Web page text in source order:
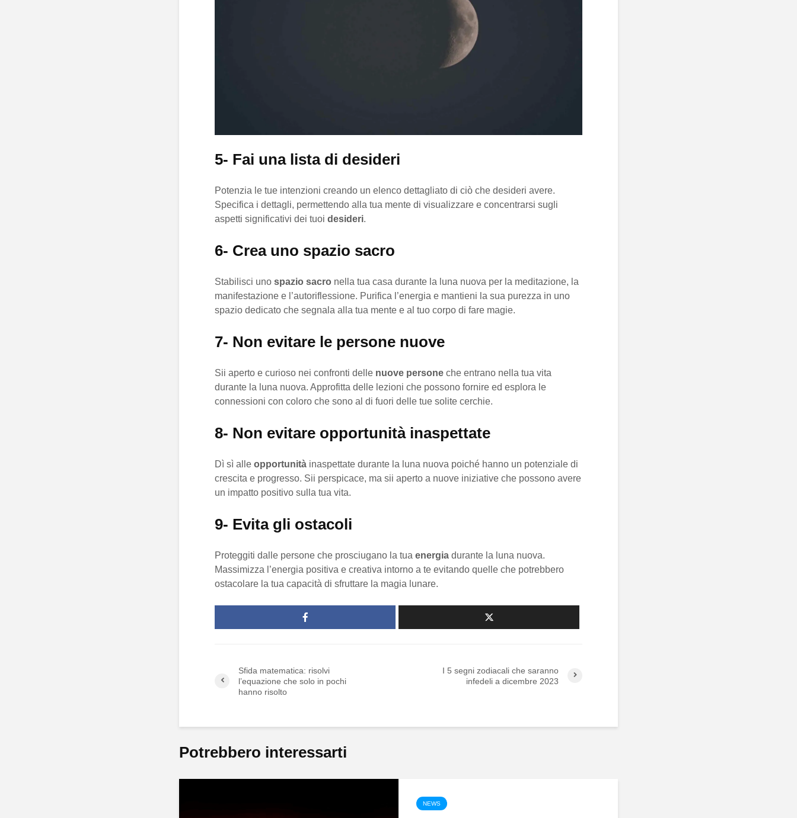
5- Fai una lista di desideri
Potenzia le tue intenzioni creando un elenco dettagliato di ciò che desideri avere.
Specifica i dettagli, permettendo alla tua mente di visualizzare e concentrarsi sugli
aspetti significativi dei tuoi desideri.
6- Crea uno spazio sacro
Stabilisci uno spazio sacro nella tua casa durante la luna nuova per la meditazione, la
manifestazione e l’autoriflessione. Purifica l’energia e mantieni la sua purezza in uno
spazio dedicato che segnala alla tua mente e al tuo corpo di fare magie.
7- Non evitare le persone nuove
Sii aperto e curioso nei confronti delle nuove persone che entrano nella tua vita
durante la luna nuova. Approfitta delle lezioni che possono fornire ed esplora le
connessioni con coloro che sono al di fuori delle tue solite cerchie.
8- Non evitare opportunità inaspettate
Dì sì alle opportunità inaspettate durante la luna nuova poiché hanno un potenziale di
crescita e progresso. Sii perspicace, ma sii aperto a nuove iniziative che possono avere
un impatto positivo sulla tua vita.
9- Evita gli ostacoli
Proteggiti dalle persone che prosciugano la tua energia durante la luna nuova.
Massimizza l’energia positiva e creativa intorno a te evitando quelle che potrebbero
ostacolare la tua capacità di sfruttare la magia lunare.
Sfida matematica: risolvi
l’equazione che solo in pochi
hanno risolto
I 5 segni zodiacali che saranno
infedeli a dicembre 2023
Potrebbero interessarti
NEWS